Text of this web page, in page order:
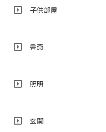
子供部屋
書斎
照明
玄関